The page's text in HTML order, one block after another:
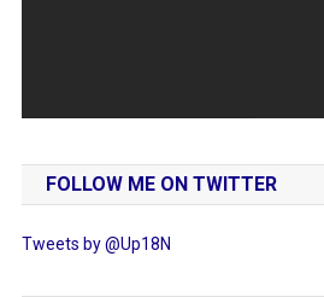
FOLLOW ME ON TWITTER
Tweets by @Up18N